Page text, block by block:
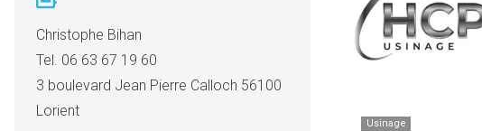
Christophe Bihan
Tel. 06 63 67 19 60
3 boulevard Jean Pierre Calloch 56100
Lorient
Usinage